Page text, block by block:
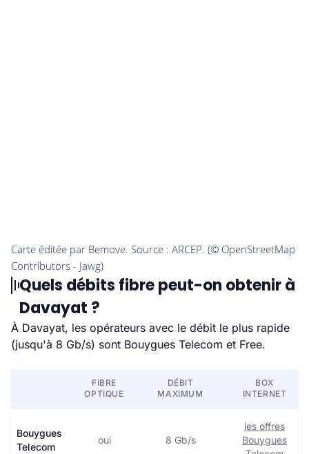
Quels débits fibre peut-on obtenir à
Davayat ?
À Davayat, les opérateurs avec le débit le plus rapide
(jusqu'à 8 Gb/s) sont Bouygues Telecom et Free.
FIBRE
OPTIQUE
DÉBIT
MAXIMUM
BOX
INTERNET
Bouygues
Telecom
oui 8 Gb/s
les offres
Bouygues